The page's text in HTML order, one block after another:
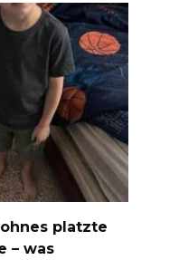
platzte
– was